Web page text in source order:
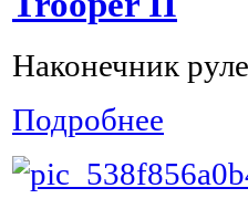
Наконечник
Подробнее